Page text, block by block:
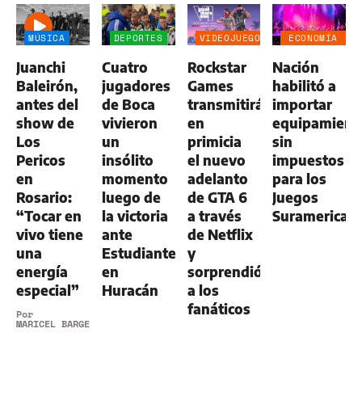
MÚSICA
Juanchi
Baleirón,
antes del
show de
Los
Pericos
en
Rosario:
“Tocar en
vivo tiene
una
energía
especial”
Por
MARICEL BARGERI
DEPORTES
Cuatro
jugadores
de Boca
vivieron
un
insólito
momento
luego de
la victoria
ante
Estudiantes
en
Huracán
VIDEOJUEGOS
Rockstar
Games
transmitirá
en
primicia
el nuevo
adelanto
de GTA 6
a través
de Netflix
y
sorprendió
a los
fanáticos
ECONOMÍA
AGRO
Nación
habilitó a
importar
sin
impuestos
para los
Juegos